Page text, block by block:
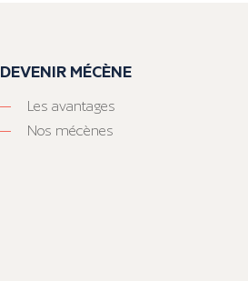
DEVENIR MÉCÈNE
Les avantages
Nos mécènes